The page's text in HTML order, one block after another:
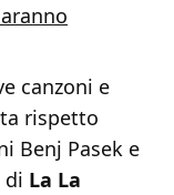
canzoni e
rispetto
Benj Pasek e
di La La